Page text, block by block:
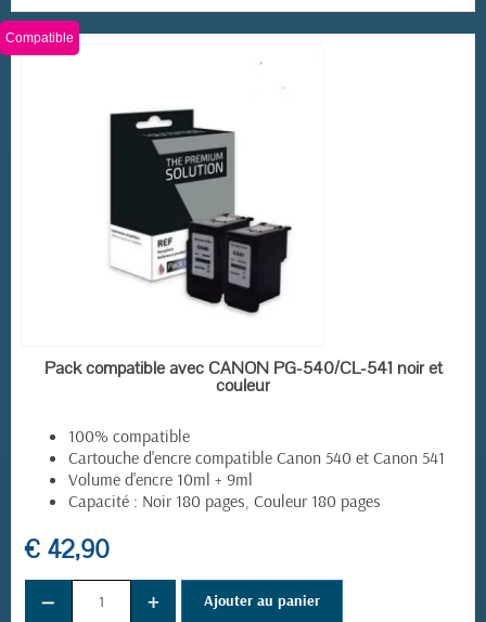
(10 avis)
EN STOCK
Compatible
Pack compatible avec CANON PG-540/CL-541 noir et
couleur
100% compatible
Cartouche d'encre compatible Canon 540 et Canon 541
Volume d'encre 10ml + 9ml
Capacité : Noir 180 pages, Couleur 180 pages
€ 42,90
− + Ajouter au panier